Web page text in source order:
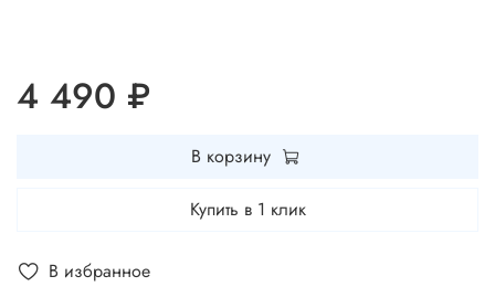
В избранное
4 490 ₽
В корзину
Купить в 1 клик